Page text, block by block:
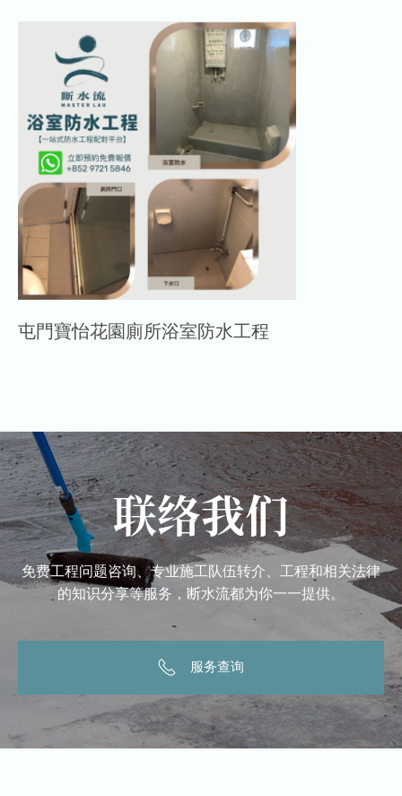
屯門寶怡花園廁所浴室防水工程
联络我们
免费工程问题咨询、专业施工队伍转介、工程和相关法律
的知识分享等服务，断水流都为你一一提供。
服务查询